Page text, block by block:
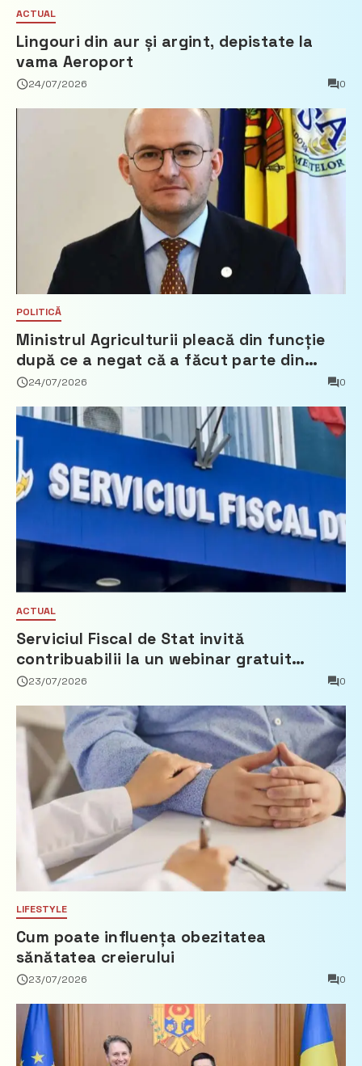
ACTUAL
Lingouri din aur și argint, depistate la
vama Aeroport
24/07/2026 0
POLITICĂ
Ministrul Agriculturii pleacă din funcție
după ce a negat că a făcut parte din
Partidul Democrat
24/07/2026 0
ACTUAL
Serviciul Fiscal de Stat invită
contribuabilii la un webinar gratuit
privind calculul impozitului pe bunurile
23/07/2026 0
LIFESTYLE
Cum poate influența obezitatea
sănătatea creierului
23/07/2026 0